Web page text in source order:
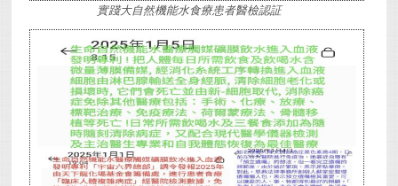
實踐大自然機能水食療患者醫檢認証